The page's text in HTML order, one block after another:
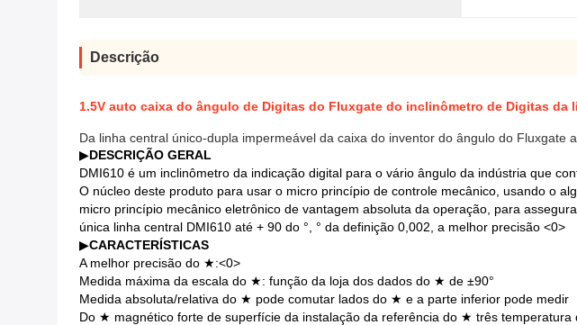
Descrição
1.5V auto caixa do ângulo de Digitas do Fluxgate do inclinômetro de Digitas da
Da linha central único-dupla impermeável da caixa do inventor do ângulo do
▶DESCRIÇÃO GERAL
DMI610 é um inclinômetro da indicação digital para o vário ângulo da indústria que
O núcleo deste produto para usar o micro princípio de controle mecânico, usando o
micro princípio mecânico eletrônico de vantagem absoluta da operação, para
única linha central DMI610 até + 90 do °, ° da definição 0,002, a melhor precisão <0>
▶CARACTERÍSTICAS
A melhor precisão do ★:<0>
Medida máxima da escala do ★: função da loja dos dados do ★ de ±90°
Medida absoluta/relativa do ★ pode comutar lados do ★ e a parte inferior pode medir
Do ★ magnético forte de superfície da instalação da referência do ★ três